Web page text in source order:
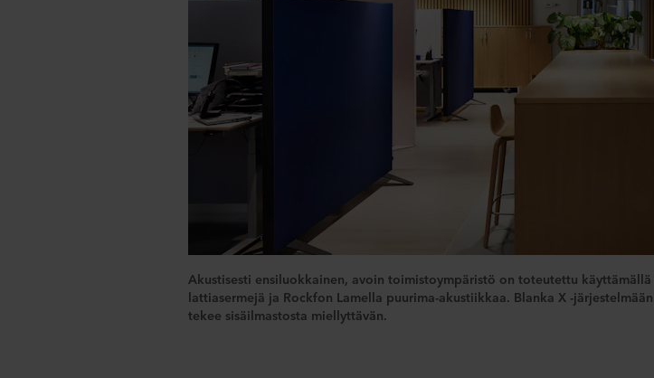
Akustisesti ensiluokkainen, avoin toimistoympäristö on toteutettu
lattiasermejä ja Rockfon Lamella puurima-akustiikkaa. Blanka X -
tekee sisäilmastosta miellyttävän.